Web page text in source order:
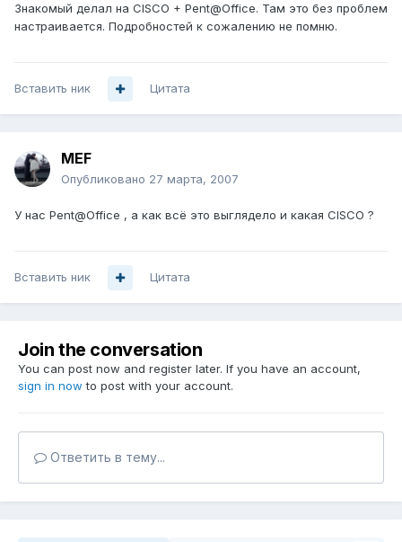
Знакомый делал на CISCO + Pent@Office. Там это без проблем
настраивается. Подробностей к сожалению не помню.
Вставить ник Цитата
MEF
Опубликовано 27 марта, 2007
У нас Pent@Office , а как всё это выглядело и какая CISCO ?
Вставить ник Цитата
Join the conversation
You can post now and register later. If you have an account,
sign in now to post with your account.
Ответить в тему...